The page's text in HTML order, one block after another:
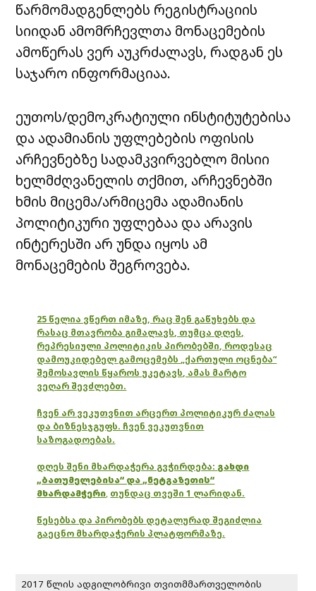
წარმომადგენლებს რეგისტრაციის
სიიდან ამომრჩევლთა მონაცემების
ამოწერას ვერ აუკრძალავს, რადგან ეს
საჯარო ინფორმაციაა.
ეუთოს/დემოკრატიული ინსტიტუტებისა
და ადამიანის უფლებების ოფისის
არჩევნებზე სადამკვირვებლო მისიი
ხელმძღვანელის თქმით, არჩევნებში
ხმის მიცემა/არმიცემა ადამიანის
პოლიტიკური უფლებაა და არავის
ინტერესში არ უნდა იყოს ამ
მონაცემების შეგროვება.
25 წელია ვწერთ იმაზე, რაც შენ გაწუხებს და
რასაც მთავრობა გიმალავს, თუმცა დღეს,
რეპრესიული პოლიტიკის პირობებში, როდესაც
დამოუკიდებელ გამოცემებს „ქართული ოცნება“
შემოსავლის წყაროს უკეტავს, ამას მარტო
ვეღარ შევძლებთ.
ჩვენ არ ვეკუთვნით არცერთ პოლიტიკურ ძალას
და ბიზნესჯგუფს. ჩვენ ვეკუთვნით
საზოგადოებას.
დღეს შენი მხარდაჭერა გვჭირდება: გახდი
„ბათუმელებისა“ და „ნეტგაზეთის“
მხარდამჭერი, თუნდაც თვეში 1 ლარიდან.
წესებსა და პირობებს დეტალურად შეგიძლია
გაეცნო მხარდაჭერის პლატფორმაზე.
2017 წლის ადგილობრივი თვითმმართველობის